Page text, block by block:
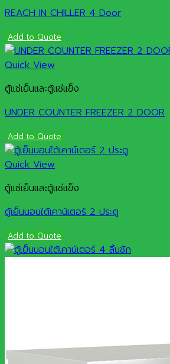
REACH IN CHILLER 4 Door
Add to Quote
Quick View
ตู้แช่เย็นและตู้แช่แข็ง
UNDER COUNTER FREEZER 2 DOOR
Add to Quote
Quick View
ตู้แช่เย็นและตู้แช่แข็ง
ตู้เย็นนอนใต้เคาน์เตอร์ 2 ประตู
Add to Quote